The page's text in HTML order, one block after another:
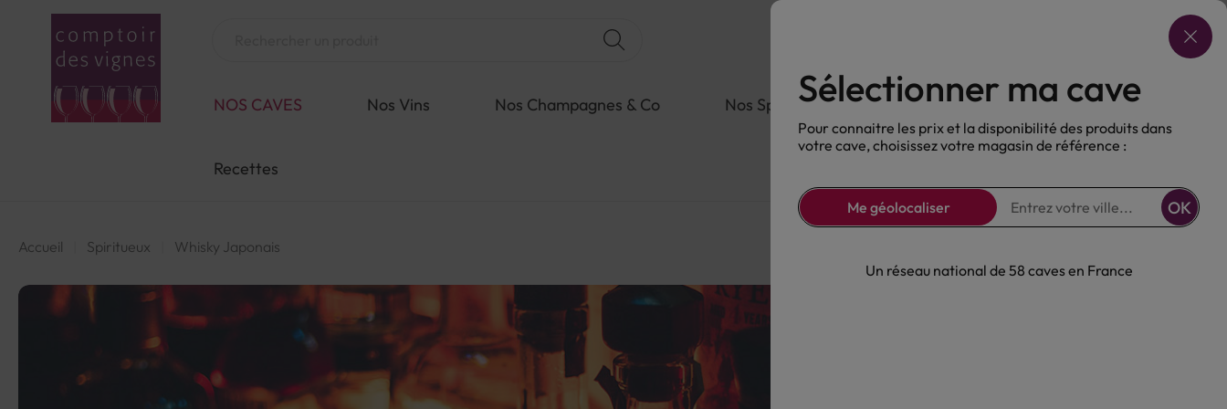
Choisir ma cave
NOS CAVES Nos Vins Nos Champagnes & Co Nos Spiritueux Nos Bières Sans alcool
Recettes
Accueil Spiritueux Whisky Japonais
Sélectionner ma cave
Pour connaitre les prix et la disponibilité des produits dans
votre cave, choisissez votre magasin de référence :
Me géolocaliser OK
Un réseau national de 58 caves en France